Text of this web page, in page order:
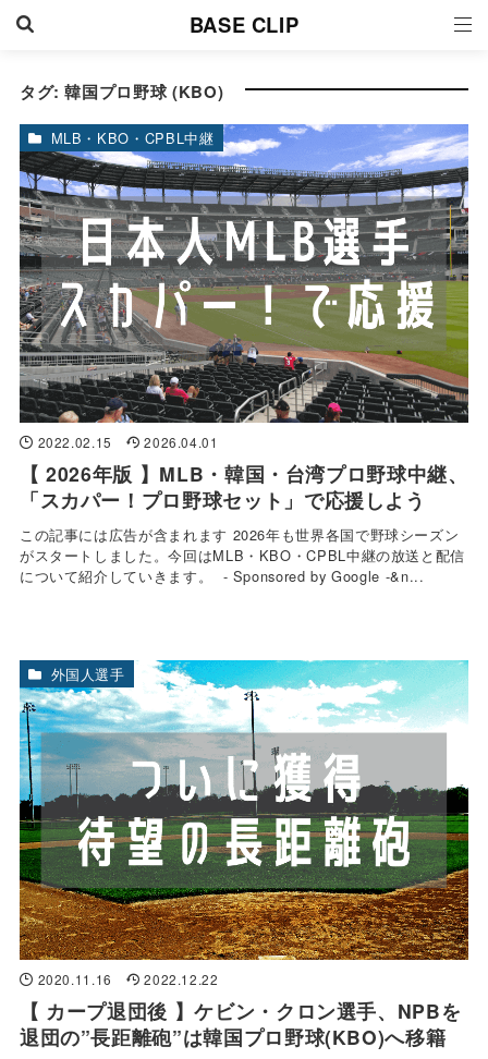
BASE CLIP
タグ:韓国プロ野球 (KBO)
2022.02.15 2026.04.01
【 2026年版 】MLB・韓国・台湾プロ野球中継、
「スカパー！プロ野球セット」で応援しよう
この記事には広告が含まれます 2026年も世界各国で野球シーズン
がスタートしました。今回はMLB・KBO・CPBL中継の放送と配信
について紹介していきます。 - Sponsored by Google -&n...
MLB・KBO・CPBL中継
2020.11.16 2022.12.22
【 カープ退団後 】ケビン・クロン選手、NPBを
退団の”長距離砲”は韓国プロ野球(KBO)へ移籍
外国人選手